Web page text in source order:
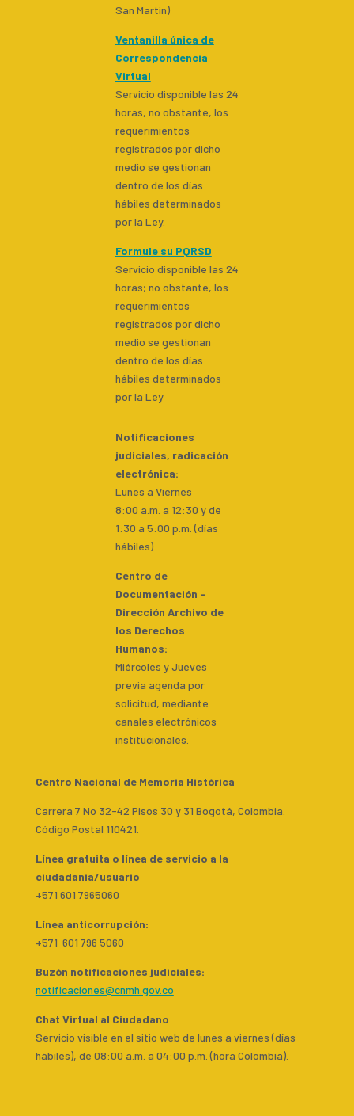
San Martin)
Ventanilla única de
Correspondencia
Virtual
Servicio disponible las 24
horas, no obstante, los
requerimientos
registrados por dicho
medio se gestionan
dentro de los días
hábiles determinados
por la Ley.
Formule su PQRSD
Servicio disponible las 24
horas; no obstante, los
requerimientos
registrados por dicho
medio se gestionan
dentro de los días
hábiles determinados
por la Ley
Notificaciones
judiciales, radicación
electrónica:
Lunes a Viernes
8:00 a.m. a 12:30 y de
1:30 a 5:00 p.m. (días
hábiles)
Centro de
Documentación –
Dirección Archivo de
los Derechos
Humanos:
Miércoles y Jueves
previa agenda por
solicitud, mediante
canales electrónicos
institucionales.
Centro Nacional de Memoria Histórica
Carrera 7 No 32-42 Pisos 30 y 31 Bogotá, Colombia.
Código Postal 110421.
Línea gratuita o línea de servicio a la
ciudadanía/usuario
+571 601 7965060
Línea anticorrupción:
+571 601 796 5060
Buzón notificaciones judiciales:
notificaciones@cnmh.gov.co
Chat Virtual al Ciudadano
Servicio visible en el sitio web de lunes a viernes (días
hábiles), de 08:00 a.m. a 04:00 p.m. (hora Colombia).